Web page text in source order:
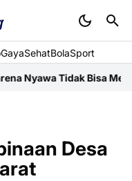
GayaSehatBolaSport
Tidak Bisa Menunggu
Desa